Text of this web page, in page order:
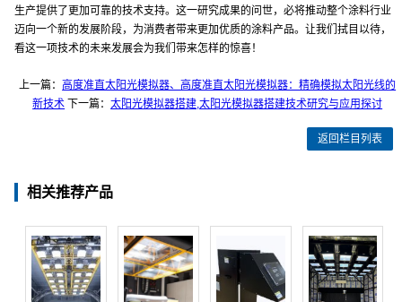
生产提供了更加可靠的技术支持。这一研究成果的问世，必将推动整个涂料行业
迈向一个新的发展阶段，为消费者带来更加优质的涂料产品。让我们拭目以待，
看这一项技术的未来发展会为我们带来怎样的惊喜！
上一篇： 高度准直太阳光模拟器、高度准直太阳光模拟器：精确模拟太阳光线的
新技术 下一篇：太阳光模拟器搭建,太阳光模拟器搭建技术研究与应用探讨
返回栏目列表
相关推荐产品